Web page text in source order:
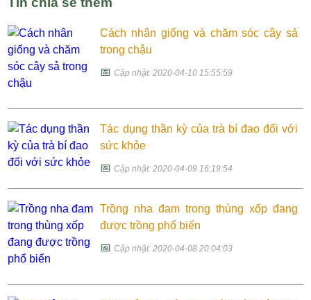
Cách nhân giống và chăm sóc cây sả
trong chậu
📅Cập nhật: 2020-04-10 15:55:59
Tác dụng thần kỳ của trà bí đao đối với
sức khỏe
📅Cập nhật: 2020-04-09 16:19:54
Trồng nha đam trong thùng xốp đang
được trồng phổ biến
📅Cập nhật: 2020-04-08 20:04:03